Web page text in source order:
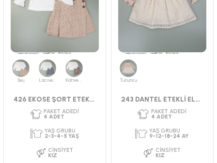
CINSIYET
KIZ
CINSIYET
KIZ
Bej Lacivert Kahverengi
426 EKOSE ŞORT ETEKLİ TAKIM
Turuncu
243 DANTEL ETEKLİ ELBİSE